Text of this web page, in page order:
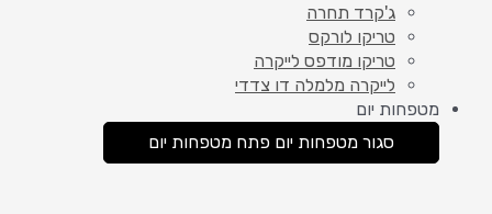
ג'קרד תחרה
טריקו לורקס
טריקו מודפס לייקרה
לייקרה מלמלה דו צדדי
מטפחות יום
סגור מטפחות יום פתח מטפחות יום